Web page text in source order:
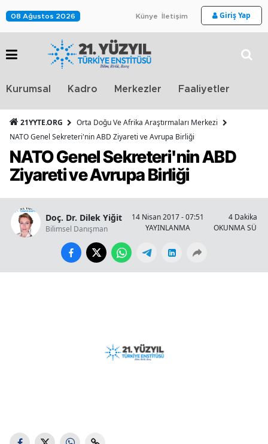
08 Ağustos 2026 Künye İletişim Giriş Yap
Kurumsal Kadro Merkezler Faaliyetler
21YYTE.ORG
Orta Doğu Ve Afrika Araştırmaları Merkezi
NATO Genel Sekreteri'nin ABD Ziyareti ve Avrupa Birliği
NATO Genel Sekreteri'nin ABD
Ziyareti ve Avrupa Birliği
Doç. Dr. Dilek Yiğit
Bilimsel Danışman
14 Nisan 2017 - 07:51
YAYINLANMA
4 Dakika
OKUNMA